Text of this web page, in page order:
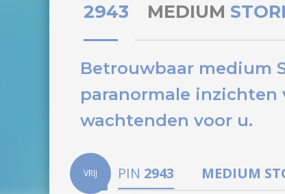
2943 MEDIUM
Betrouwbaar medium
paranormale inzichten
wachtenden voor u.
VRIJ PIN 2943 MEDIUM